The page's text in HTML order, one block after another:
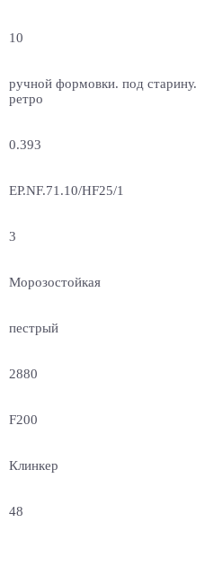
10
ручной формовки. под старину.
ретро
0.393
EP.NF.71.10/HF25/1
3
Морозостойкая
пестрый
2880
F200
Клинкер
48